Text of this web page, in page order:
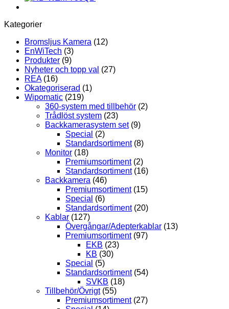
Touch
mängd
Kategorier
Bromsljus Kamera (12)
EnWiTech (3)
Produkter (9)
Nyheter och topp val (27)
REA (16)
Okategoriserad (1)
Wipomatic (219)
360-system med tillbehör (2)
Trådlöst system (23)
Backkamerasystem set (9)
Special (2)
Standardsortiment (8)
Monitor (18)
Premiumsortiment (2)
Standardsortiment (16)
Backkamera (46)
Premiumsortiment (15)
Special (6)
Standardsortiment (20)
Kablar (127)
Övergångar/Adepterkablar (13)
Premiumsortiment (97)
EKB (23)
KB (30)
Special (5)
Standardsortiment (54)
SVKB (18)
Tillbehör/Övrigt (55)
Premiumsortiment (27)